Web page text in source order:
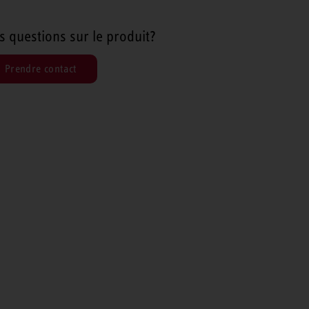
questions sur le produit?
Prendre contact